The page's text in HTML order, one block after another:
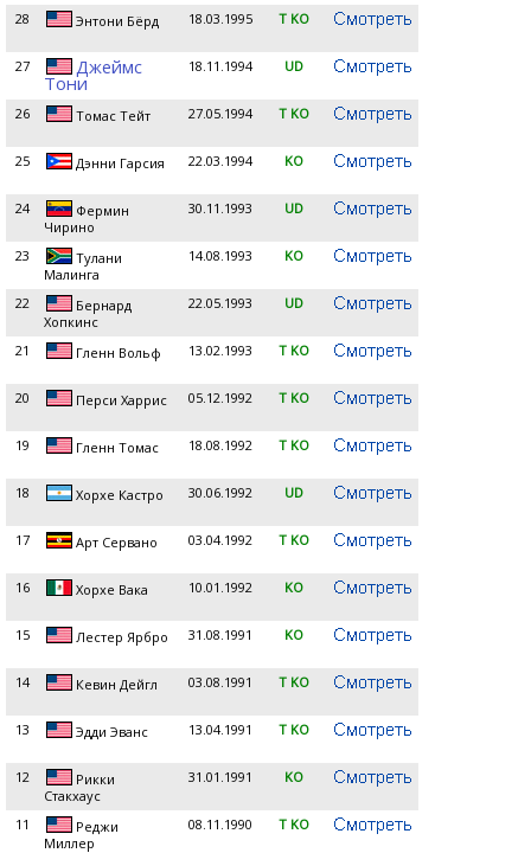
28 Энтони Бёрд 18.03.1995 T KO
27 Джеймс
Тони
18.11.1994 UD
26 Томас Тейт 27.05.1994 T KO
25 Дэнни Гарсия 22.03.1994 KO
24
Фермин
Чирино
30.11.1993 UD
23
Тулани
Малинга
14.08.1993 KO
22
Бернард
Хопкинс
22.05.1993 UD
21 Гленн Вольф 13.02.1993 T KO
20 Перси Харрис 05.12.1992 T KO
19 Гленн Томас 18.08.1992 T KO
18 Хорхе Кастро 30.06.1992 UD
17 Арт Сервано 03.04.1992 T KO
16 Хорхе Вака 10.01.1992 KO
15 Лестер Ярбро 31.08.1991 KO
14 Кевин Дейгл 03.08.1991 T KO
13 Эдди Эванс 13.04.1991 T KO
12
Рикки
Стакхаус
31.01.1991 KO
11
Реджи
Миллер
08.11.1990 T KO